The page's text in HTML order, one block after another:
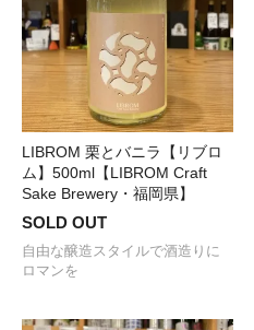
LIBROM 栗とバニラ【リブロ
ム】500ml【LIBROM Craft
Sake Brewery・福岡県】
SOLD OUT
自由な醸造スタイルで酒造りに
ロマンを